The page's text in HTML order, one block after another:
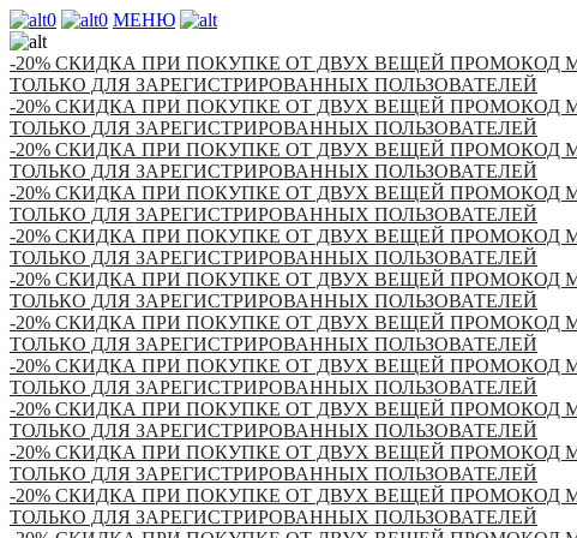
0 0 МЕНЮ
-20% СКИДКА ПРИ ПОКУПКЕ ОТ ДВУХ ВЕЩЕЙ ПРОМОКОД
ТОЛЬКО ДЛЯ ЗАРЕГИСТРИРОВАННЫХ ПОЛЬЗОВАТЕЛЕЙ
-20% СКИДКА ПРИ ПОКУПКЕ ОТ ДВУХ ВЕЩЕЙ ПРОМОКОД
ТОЛЬКО ДЛЯ ЗАРЕГИСТРИРОВАННЫХ ПОЛЬЗОВАТЕЛЕЙ
-20% СКИДКА ПРИ ПОКУПКЕ ОТ ДВУХ ВЕЩЕЙ ПРОМОКОД
ТОЛЬКО ДЛЯ ЗАРЕГИСТРИРОВАННЫХ ПОЛЬЗОВАТЕЛЕЙ
-20% СКИДКА ПРИ ПОКУПКЕ ОТ ДВУХ ВЕЩЕЙ ПРОМОКОД
ТОЛЬКО ДЛЯ ЗАРЕГИСТРИРОВАННЫХ ПОЛЬЗОВАТЕЛЕЙ
-20% СКИДКА ПРИ ПОКУПКЕ ОТ ДВУХ ВЕЩЕЙ ПРОМОКОД
ТОЛЬКО ДЛЯ ЗАРЕГИСТРИРОВАННЫХ ПОЛЬЗОВАТЕЛЕЙ
-20% СКИДКА ПРИ ПОКУПКЕ ОТ ДВУХ ВЕЩЕЙ ПРОМОКОД
ТОЛЬКО ДЛЯ ЗАРЕГИСТРИРОВАННЫХ ПОЛЬЗОВАТЕЛЕЙ
-20% СКИДКА ПРИ ПОКУПКЕ ОТ ДВУХ ВЕЩЕЙ ПРОМОКОД
ТОЛЬКО ДЛЯ ЗАРЕГИСТРИРОВАННЫХ ПОЛЬЗОВАТЕЛЕЙ
-20% СКИДКА ПРИ ПОКУПКЕ ОТ ДВУХ ВЕЩЕЙ ПРОМОКОД
ТОЛЬКО ДЛЯ ЗАРЕГИСТРИРОВАННЫХ ПОЛЬЗОВАТЕЛЕЙ
-20% СКИДКА ПРИ ПОКУПКЕ ОТ ДВУХ ВЕЩЕЙ ПРОМОКОД
ТОЛЬКО ДЛЯ ЗАРЕГИСТРИРОВАННЫХ ПОЛЬЗОВАТЕЛЕЙ
-20% СКИДКА ПРИ ПОКУПКЕ ОТ ДВУХ ВЕЩЕЙ ПРОМОКОД
ТОЛЬКО ДЛЯ ЗАРЕГИСТРИРОВАННЫХ ПОЛЬЗОВАТЕЛЕЙ
-20% СКИДКА ПРИ ПОКУПКЕ ОТ ДВУХ ВЕЩЕЙ ПРОМОКОД
ТОЛЬКО ДЛЯ ЗАРЕГИСТРИРОВАННЫХ ПОЛЬЗОВАТЕЛЕЙ